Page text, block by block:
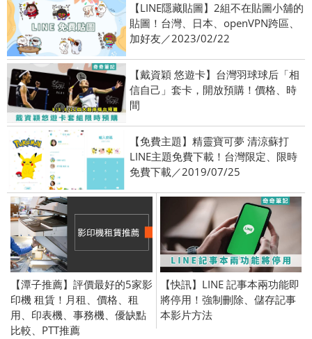
【LINE隱藏貼圖】2組不在貼圖小舖的
貼圖！台灣、日本、openVPN跨區、
加好友／2023/02/22
【戴資穎 悠遊卡】台灣羽球球后「相
信自己」套卡，開放預購！價格、時
間
【免費主題】精靈寶可夢 清涼蘇打
LINE主題免費下載！台灣限定、限時
免費下載／2019/07/25
【潭子推薦】評價最好的5家影
印機 租賃！月租、價格、租
用、印表機、事務機、優缺點
比較、PTT推薦
【快訊】LINE 記事本兩功能即
將停用！強制刪除、儲存記事
本影片方法